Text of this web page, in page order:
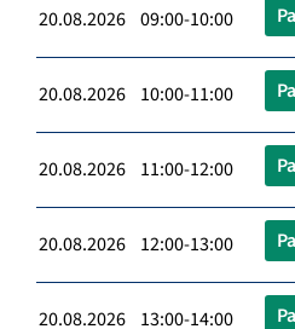
20.08.2026 09:00-10:00
20.08.2026 10:00-11:00
20.08.2026 11:00-12:00
20.08.2026 12:00-13:00
20.08.2026 13:00-14:00